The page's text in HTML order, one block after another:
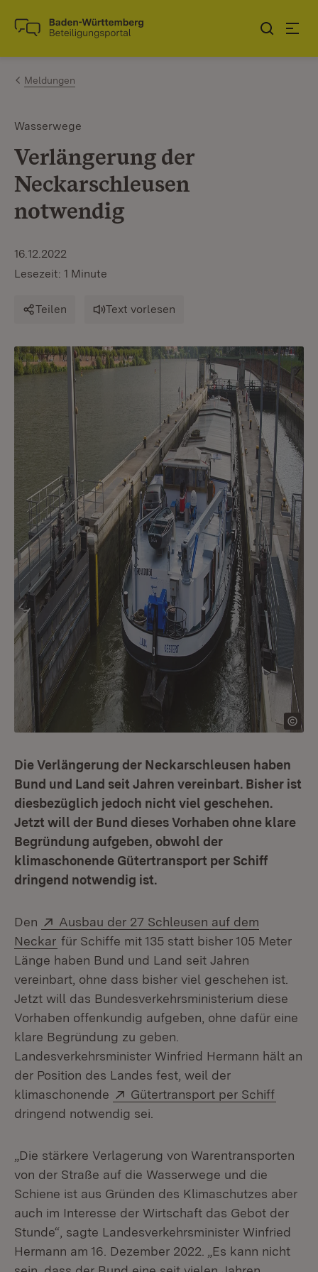
Zum Inhalt springen
Link zur Startseite
Meldungen
Wasserwege
Verlängerung der
Neckarschleusen
notwendig
16.12.2022
Lesezeit: 1 Minute
Teilen Text vorlesen
Die Verlängerung der Neckarschleusen haben
Bund und Land seit Jahren vereinbart. Bisher ist
diesbezüglich jedoch nicht viel geschehen.
Jetzt will der Bund dieses Vorhaben ohne klare
Begründung aufgeben, obwohl der
klimaschonende Gütertransport per Schiff
dringend notwendig ist.
Den Extern:
Ausbau der 27 Schleusen auf dem
Neckar (Öffnet in neuem Fenster)
für Schiffe mit 135 statt bisher 105 Meter
Länge haben Bund und Land seit Jahren
vereinbart, ohne dass bisher viel geschehen ist.
Jetzt will das Bundesverkehrsministerium diese
Vorhaben offenkundig aufgeben, ohne dafür eine
klare Begründung zu geben.
Landesverkehrsminister Winfried Hermann hält an
der Position des Landes fest, weil der
klimaschonende
Extern:
Gütertransport per Schiff
dringend notwendig sei.
„Die stärkere Verlagerung von Warentransporten
von der Straße auf die Wasserwege und die
Schiene ist aus Gründen des Klimaschutzes aber
auch im Interesse der Wirtschaft das Gebot der
Stunde“, sagte Landesverkehrsminister Winfried
Hermann am 16. Dezember 2022. „Es kann nicht